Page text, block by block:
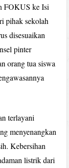
FOKUS ke Isi
pihak sekolah
disesuaikan
pinter
orang tua siswa
terlayani
menyenangkan
Kebersihan
listrik dari